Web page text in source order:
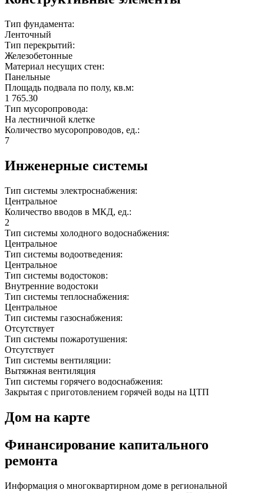
Тип фундамента:
Ленточный
Тип перекрытий:
Железобетонные
Материал несущих стен:
Панельные
Площадь подвала по полу, кв.м:
1 765.30
Тип мусоропровода:
На лестничной клетке
Количество мусоропроводов, ед.:
7
Инженерные системы
Тип системы электроснабжения:
Центральное
Количество вводов в МКД, ед.:
2
Тип системы холодного водоснабжения:
Центральное
Тип системы водоотведения:
Центральное
Тип системы водостоков:
Внутренние водостоки
Тип системы теплоснабжения:
Центральное
Тип системы газоснабжения:
Отсутствует
Тип системы пожаротушения:
Отсутствует
Тип системы вентиляции:
Вытяжная вентиляция
Тип системы горячего водоснабжения:
Закрытая с приготовлением горячей воды на ЦТП
Дом на карте
Финансирование капитального
ремонта
Информация о многоквартирном доме в региональной